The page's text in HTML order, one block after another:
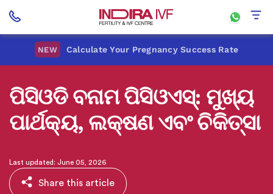
NEW Calculate Your Pregnancy Success Rate
ପିସିଓଡି ବନାମ ପିସିଓଏସ୍: ମୁଖ୍ୟ
ପାର୍ଥକ୍ୟ, ଲକ୍ଷଣ ଏବଂ ଚିକିତ୍ସା
Last updated: June 05, 2026
Share this article